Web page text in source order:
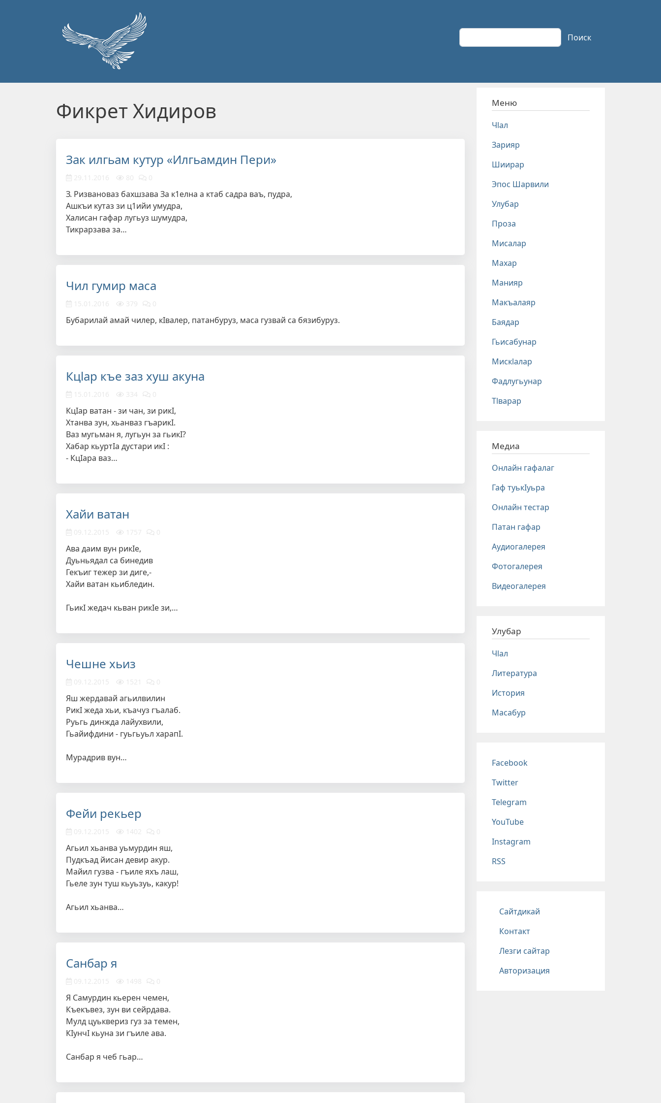
Поиск Поиск
Фикрет Хидиров
Зак илгьам кутур «Илгьамдин Пери»
29.11.2016 80 0
З. Ризвановаз бахшзава За к1елна а ктаб садра ваъ, пудра,
Ашкъи кутаз зи ц1ийи умудра,
Халисан гафар лугьуз шумудра,
Тикрарзава за…
Чил гумир маса
15.01.2016 379 0
Бубарилай амай чилер, кIвалер, патанбуруз, маса гузвай са бязибуруз.
Кцlар къе заз хуш акуна
15.01.2016 334 0
КцIар ватан - зи чан, зи рикI,
Хтанва зун, хьанваз гъарикI.
Ваз мугьман я, лугьун за гьикI?
Хабар кьуртIа дустари икI :
- КцIара ваз…
Хайи ватан
09.12.2015 1757 0
Ава даим вун рикIе,
Дуьньядал са бинедив
Гекъиг тежер зи диге,-
Хайи ватан кьибледин.
ГьикI жедач кьван рикIе зи,…
Чешне хьиз
09.12.2015 1521 0
Яш жердавай агьилвилин
РикI жеда хьи, къачуз гъалаб.
Руьгь динжда лайухвили,
Гьайифдини - гуьгьуьл харапI.
Мурадрив вун…
Фейи рекьер
09.12.2015 1402 0
Агьил хьанва уьмурдин яш,
Пудкъад йисан девир акур.
Майил гузва - гъиле яхъ лаш,
Гьеле зун туш кьуьзуь, какур!
Агьил хьанва…
Санбар я
09.12.2015 1498 0
Я Самурдин кьерен чемен,
Къекъвез, зун ви сейрдава.
Мулд цуьквериз гуз за темен,
КIунчI кьуна зи гъиле ава.
Санбар я чеб гьар…
Меню
Чlал
Зарияр
Шиирар
Эпос Шарвили
Улубар
Проза
Мисалар
Махар
Манияр
Макъалаяр
Баядар
Гьисабунар
Мискlалар
Фадлугьунар
Тlварар
Медиа
Онлайн гафалаг
Гаф туькIуьра
Онлайн тестар
Патан гафар
Аудиогалерея
Фотогалерея
Видеогалерея
Улубар
Чlал
Литература
История
Масабур
Соц сети
Facebook
Twitter
Telegram
YouTube
Instagram
RSS
Подвал
Сайтдикай
Контакт
Лезги сайтар
Авторизация